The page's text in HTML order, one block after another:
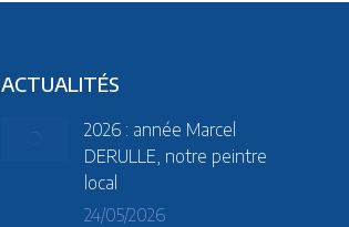
ACTUALITÉS
2026 : année Marcel
DERULLE, notre peintre
local
24/05/2026